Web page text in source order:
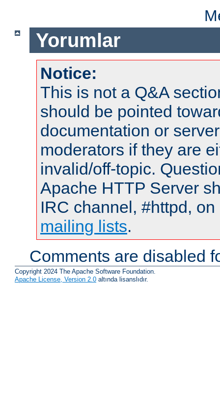
Yorumlar
Notice:
This is not a Q&A
should be pointed
documentation or
moderators if they are
invalid/off-topic.
Apache HTTP Server
IRC channel, #httpd,
mailing lists.
Comments are disabled
Copyright 2024 The Apache Software Foundation.
Apache License, Version 2.0 altında lisanslıdır.